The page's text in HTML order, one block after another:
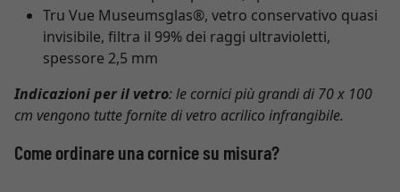
Tru Vue Museumsglas®, vetro conservativo quasi
invisibile, filtra il 99% dei raggi ultravioletti,
spessore 2,5 mm
Indicazioni per il vetro: le cornici più grandi di 70 x 100
cm vengono tutte fornite di vetro acrilico infrangibile.
Come ordinare una cornice su misura?